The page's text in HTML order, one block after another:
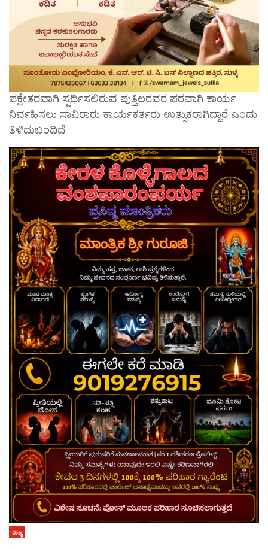
ಪಕ್ಷೇತರವಾಗಿ ಸ್ಪರ್ಧಿಸಲಿರುವ ಪುತ್ತಿಲರವರ ಪರವಾಗಿ ಕಾರ್ಯ
ನಿರ್ವಹಿಸಲು ಸಾವಿರಾರು ಕಾರ್ಯಕರ್ತರು ಉತ್ಸುಕರಾಗಿದ್ದಾರೆ ಎಂದು
ತಿಳಿದುಬಂದಿದೆ
ರಾಜ್ಯ